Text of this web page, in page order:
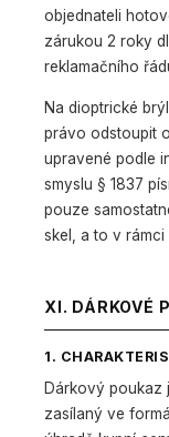
objednateli
zárukou 2 roky
reklamačního
Na dioptrické
právo odstoupit
upravené podle
smyslu § 1837
pouze
skel, a to v rámci
XI. DÁRKOVÉ
1.
Dárkový poukaz
zasílaný ve